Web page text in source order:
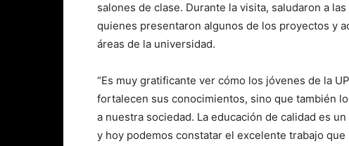
salones de clase. Durante la visita, saludaron a
quienes presentaron algunos de los proyectos y
áreas de la universidad.
“Es muy gratificante ver cómo los jóvenes de la
fortalecen sus conocimientos, sino que también
a nuestra sociedad. La educación de calidad es
y hoy podemos constatar el excelente trabajo